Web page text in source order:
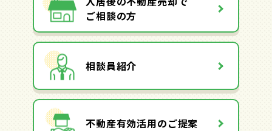
ご相談の方
相談員紹介
不動産有効活用のご提案